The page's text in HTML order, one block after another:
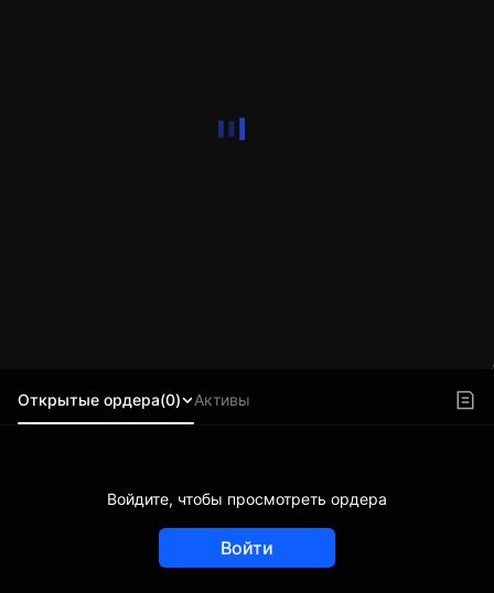
Открытые ордера(0) Активы
Войдите, чтобы просмотреть ордера
Войти